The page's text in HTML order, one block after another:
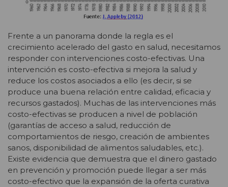
Frente a un panorama donde la regla es el
crecimiento acelerado del gasto en salud, necesitamos
responder con intervenciones costo-efectivas. Una
intervención es costo-efectiva si mejora la salud y
reduce los costos asociados a ello (es decir, si se
produce una buena relación entre calidad, eficacia y
recursos gastados). Muchas de las intervenciones más
costo-efectivas se producen a nivel de población
(garantías de acceso a salud, reducción de
comportamientos de riesgo, creación de ambientes
sanos, disponibilidad de alimentos saludables, etc.).
Existe evidencia que demuestra que el dinero gastado
en prevención y promoción puede llegar a ser más
costo-efectivo que la expansión de la oferta curativa